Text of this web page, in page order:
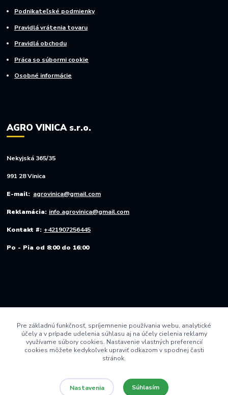
Podnikateľské podmienky
Pravidlá vrátenia tovaru
Pravidlá obchodu
Práca so súbormi cookie
Osobné informácie
AGRO VINICA s.r.o.
Nekyjská 365/35
991 28 Vinica
E-mail: agrovinica@gmail.com
Reklamácia: info.agrovinica@gmail.com
Kontakt #: +421907256445
Po - Pia od 8:00 do 16:00
Pre základnú funkčnosť, spríjemnenie používania webu, analytické
účely a v prípade udelenia súhlasu aj na účely cielenia reklamy
využívame súbory cookies. Nastavenie vlastných preferencií
cookies môžete kedykoľvek upraviť odkazom v spodnej časti
stránok.
Nastavenia Súhlasím